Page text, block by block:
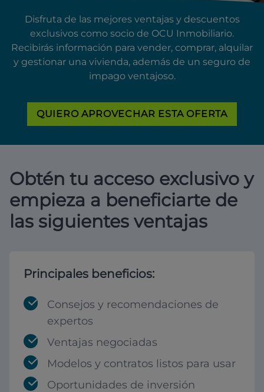
Disfruta de las mejores ventajas y descuentos
exclusivos como socio de OCU Inmobiliario.
Recibirás información para vender, comprar, alquilar
y gestionar una vivienda, además de un seguro de
impago ventajoso.
QUIERO APROVECHAR ESTA OFERTA
Obtén tu acceso exclusivo y
empieza a beneficiarte de
las siguientes ventajas
Principales beneficios:
Consejos y recomendaciones de
expertos
Ventajas negociadas
Modelos y contratos listos para usar
Oportunidades de inversión